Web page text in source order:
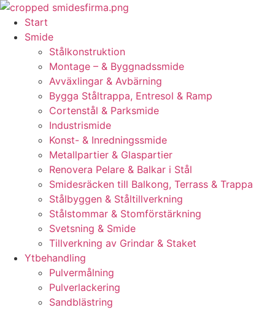
Skip
content
Start
Smide
Stålkonstruktion
Montage – & Byggnadssmide
Avväxlingar & Avbärning
Bygga Ståltrappa, Entresol & Ramp
Cortenstål & Parksmide
Industrismide
Konst- & Inredningssmide
Metallpartier & Glaspartier
Renovera Pelare & Balkar i Stål
Smidesräcken till Balkong, Terrass & Trappa
Stålbyggen & Ståltillverkning
Stålstommar & Stomförstärkning
Svetsning & Smide
Tillverkning av Grindar & Staket
Ytbehandling
Pulvermålning
Pulverlackering
Sandblästring